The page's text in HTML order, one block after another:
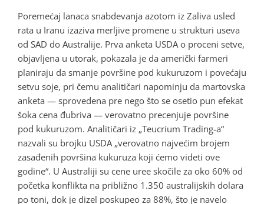
Poremećaj lanaca snabdevanja azotom iz Zaliva usled
rata u Iranu izaziva merljive promene u strukturi useva
od SAD do Australije. Prva anketa USDA o proceni setve,
objavljena u utorak, pokazala je da američki farmeri
planiraju da smanje površine pod kukuruzom i povećaju
setvu soje, pri čemu analitičari napominju da martovska
anketa — sprovedena pre nego što se osetio pun efekat
šoka cena đubriva — verovatno precenjuje površine
pod kukuruzom. Analitičari iz „Teucrium Trading-a“
nazvali su brojku USDA „verovatno najvećim brojem
zasađenih površina kukuruza koji ćemo videti ove
godine“. U Australiji su cene uree skočile za oko 60% od
početka konflikta na približno 1.350 australijskih dolara
po toni, dok je dizel poskupeo za 88%, što je navelo